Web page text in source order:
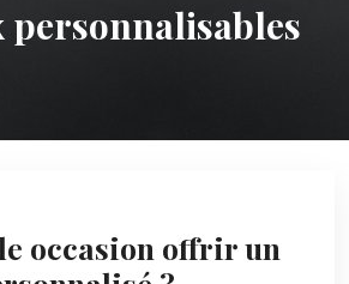
personnalisables
occasion offrir un